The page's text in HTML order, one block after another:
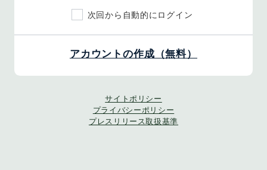
次回から自動的にログイン
アカウントの作成（無料）
サイトポリシー
プライバシーポリシー
プレスリリース取扱基準